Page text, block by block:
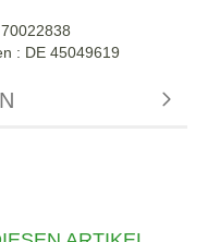
70022838
: DE 45049619